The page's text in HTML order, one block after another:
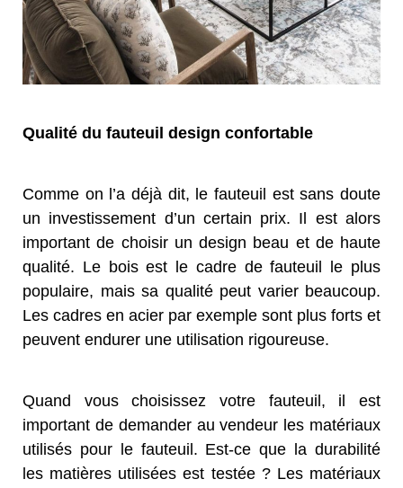
Qualité du fauteuil design confortable
Comme on l’a déjà dit, le fauteuil est sans doute
un investissement d’un certain prix. Il est alors
important de choisir un design beau et de haute
qualité. Le bois est le cadre de fauteuil le plus
populaire, mais sa qualité peut varier beaucoup.
Les cadres en acier par exemple sont plus forts et
peuvent endurer une utilisation rigoureuse.
Quand vous choisissez votre fauteuil, il est
important de demander au vendeur les matériaux
utilisés pour le fauteuil. Est-ce que la durabilité
les matières utilisées est testée ? Les matériaux